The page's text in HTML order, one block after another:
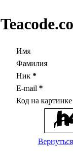
Имя
Фамилия
Ник *
E-mail *
Код на
Вернуться